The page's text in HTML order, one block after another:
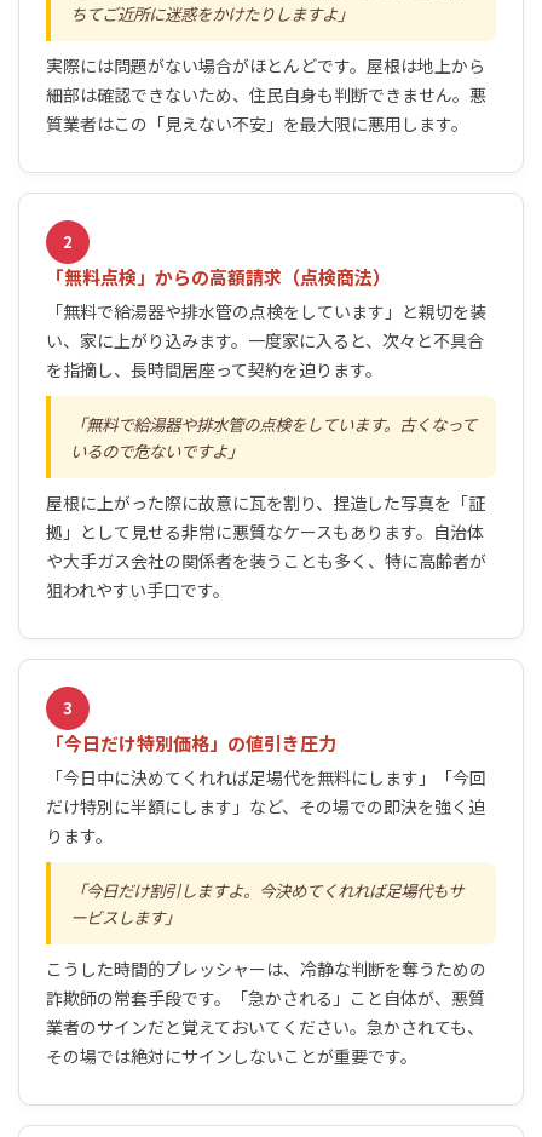
ちてご近所に迷惑をかけたりしますよ
実際には問題がない場合がほとんどです。屋根は地上から
細部は確認できないため、住民自身も判断できません。悪
質業者はこの「見えない不安」を最大限に悪用します。
2
「無料点検」からの高額請求（点検商法）
「無料で給湯器や排水管の点検をしています」と親切を装
い、家に上がり込みます。一度家に入ると、次々と不具合
を指摘し、長時間居座って契約を迫ります。
無料で給湯器や排水管の点検をしています。古くなって
いるので危ないですよ
屋根に上がった際に故意に瓦を割り、捏造した写真を「証
拠」として見せる非常に悪質なケースもあります。自治体
や大手ガス会社の関係者を装うことも多く、特に高齢者が
狙われやすい手口です。
3
「今日だけ特別価格」の値引き圧力
「今日中に決めてくれれば足場代を無料にします」「今回
だけ特別に半額にします」など、その場での即決を強く迫
ります。
今日だけ割引しますよ。今決めてくれれば足場代もサ
ービスします
こうした時間的プレッシャーは、冷静な判断を奪うための
詐欺師の常套手段です。「急かされる」こと自体が、悪質
業者のサインだと覚えておいてください。急かされても、
その場では絶対にサインしないことが重要です。